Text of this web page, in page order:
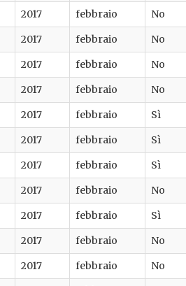
2017 febbraio No
2017 febbraio No
2017 febbraio No
2017 febbraio No
2017 febbraio Sì
2017 febbraio Sì
2017 febbraio Sì
2017 febbraio No
2017 febbraio Sì
2017 febbraio No
2017 febbraio No